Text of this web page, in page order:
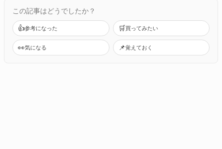
この記事はどうでしたか？
👍参考になった 🛒買ってみたい
👀気になる 📌覚えておく